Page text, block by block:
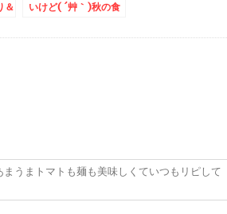
＆
いけど( ´艸｀)秋の食
うまトマトも麺も美味しくていつもリピして